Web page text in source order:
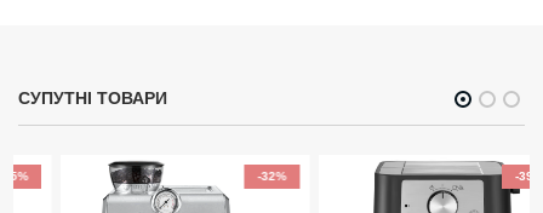
СУПУТНІ ТОВАРИ
-39%